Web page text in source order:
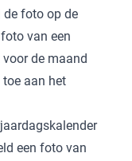
foto op de
van een
de maand
aan het
een foto van